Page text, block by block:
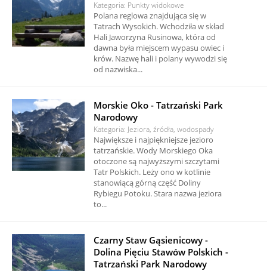
Kategoria: Punkty widokowe
Polana reglowa znajdująca się w
Tatrach Wysokich. Wchodziła w skład
Hali Jaworzyna Rusinowa, która od
dawna była miejscem wypasu owiec i
krów. Nazwę hali i polany wywodzi się
od nazwiska...
Morskie Oko - Tatrzański Park
Narodowy
Kategoria: Jeziora, źródła, wodospady
Największe i najpiękniejsze jezioro
tatrzańskie. Wody Morskiego Oka
otoczone są najwyższymi szczytami
Tatr Polskich. Leży ono w kotlinie
stanowiącą górną część Doliny
Rybiegu Potoku. Stara nazwa jeziora
to...
Czarny Staw Gąsienicowy -
Dolina Pięciu Stawów Polskich -
Tatrzański Park Narodowy